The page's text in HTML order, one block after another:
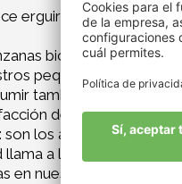
erguirse de la nada,
biológicos están
pequeños
también que las
de haber
son los albaricoqueros,
a la diversidad.
en nuestra masía